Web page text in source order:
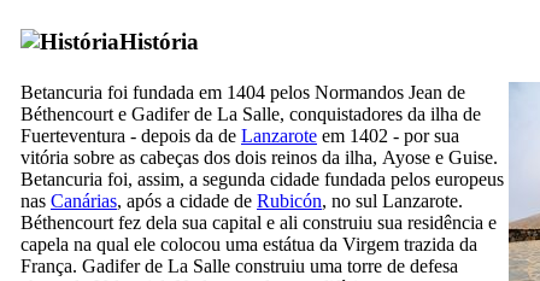
História
Betancuria foi fundada em 1404 pelos Normandos Jean de
Béthencourt e Gadifer de La Salle, conquistadores da ilha de
Fuerteventura - depois da de Lanzarote em 1402 - por sua
vitória sobre as cabeças dos dois reinos da ilha, Ayose e Guise.
Betancuria foi, assim, a segunda cidade fundada pelos europeus
nas Canárias, após a cidade de Rubicón, no sul Lanzarote.
Béthencourt fez dela sua capital e ali construiu sua residência e
capela na qual ele colocou uma estátua da Virgem trazida da
França. Gadifer de La Salle construiu uma torre de defesa